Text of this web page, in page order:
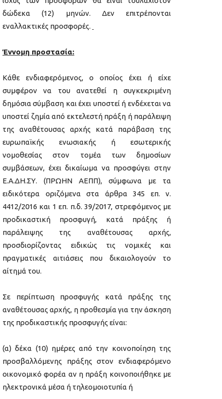
δώδεκα (12) μηνών. Δεν επιτρέπονται
εναλλακτικές προσφορές.
Έννομη προστασία:
Κάθε ενδιαφερόμενος, ο οποίος έχει ή είχε
συμφέρον να του ανατεθεί η συγκεκριμένη
δημόσια σύμβαση και έχει υποστεί ή ενδέχεται να
υποστεί ζημία από εκτελεστή πράξη ή παράλειψη
της αναθέτουσας αρχής κατά παράβαση της
ευρωπαϊκής ενωσιακής ή εσωτερικής
νομοθεσίας στον τομέα των δημοσίων
συμβάσεων, έχει δικαίωμα να προσφύγει στην
Ε.Α.ΔΗ.ΣΥ. (ΠΡΩΗΝ ΑΕΠΠ), σύμφωνα με τα
ειδικότερα οριζόμενα στα άρθρα 345 επ. ν.
4412/2016 και 1 επ. π.δ. 39/2017, στρεφόμενος με
προδικαστική προσφυγή, κατά πράξης ή
παράλειψης της αναθέτουσας αρχής,
προσδιορίζοντας ειδικώς τις νομικές και
πραγματικές αιτιάσεις που δικαιολογούν το
αίτημά του.
Σε περίπτωση προσφυγής κατά πράξης της
αναθέτουσας αρχής, η προθεσμία για την άσκηση
της προδικαστικής προσφυγής είναι:
(α) δέκα (10) ημέρες από την κοινοποίηση της
προσβαλλόμενης πράξης στον ενδιαφερόμενο
οικονομικό φορέα αν η πράξη κοινοποιήθηκε με
ηλεκτρονικά μέσα ή τηλεομοιοτυπία ή